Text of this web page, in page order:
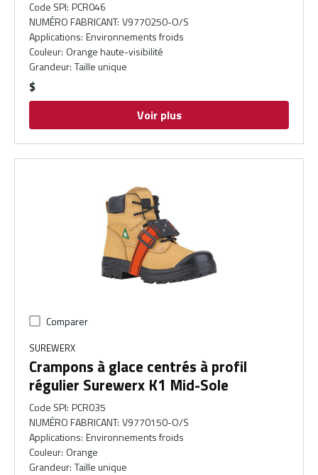
Code SPI: PCR046
NUMÉRO FABRICANT: V9770250-O/S
Applications: Environnements froids
Couleur: Orange haute-visibilité
Grandeur: Taille unique
$
Voir plus
Comparer
SUREWERX
Crampons à glace centrés à profil
régulier Surewerx K1 Mid-Sole
Code SPI: PCR035
NUMÉRO FABRICANT: V9770150-O/S
Applications: Environnements froids
Couleur: Orange
Grandeur: Taille unique